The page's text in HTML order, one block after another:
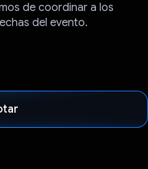
de coordinar a los
del evento.